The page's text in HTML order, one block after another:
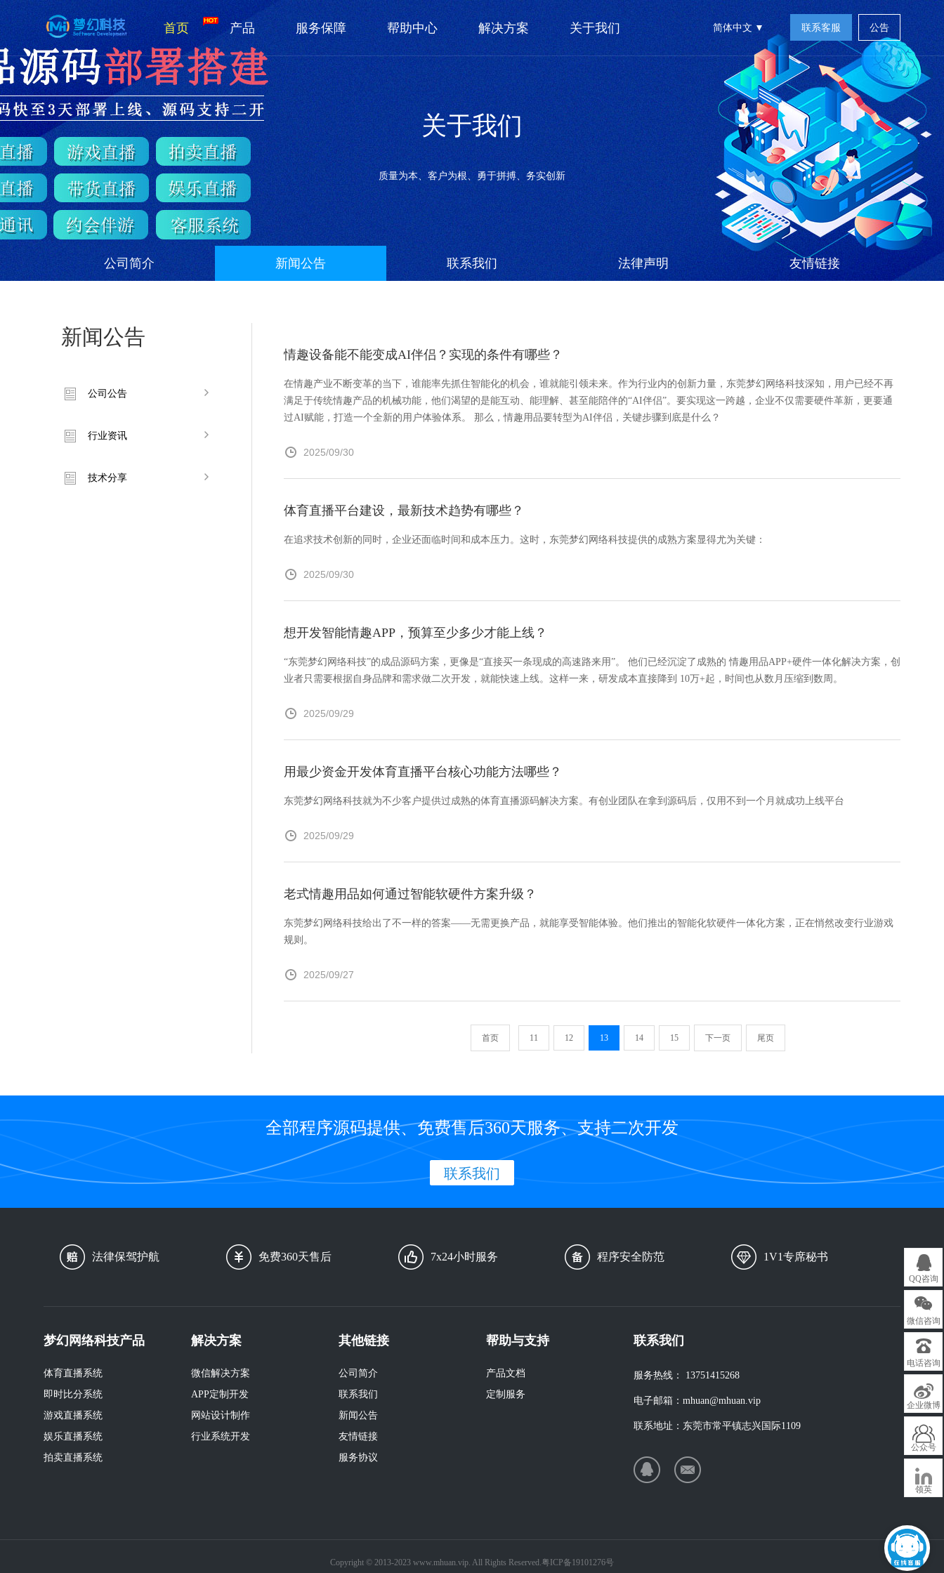
首页 产品 服务保障 帮助中心 解决方案 关于我们 简体中文 联系客服 公告
关于我们
质量为本、客户为根、勇于拼搏、务实创新
公司简介 新闻公告 联系我们 法律声明 友情链接
新闻公告
公司公告
行业资讯
技术分享
情趣设备能不能变成AI伴侣？实现的条件有哪些？
在情趣产业不断变革的当下，谁能率先抓住智能化的机会，谁就能引领未来。作为行业内的创新力量，东莞梦幻网络科技深知，用户已经不再
满足于传统情趣产品的机械功能，他们渴望的是能互动、能理解、甚至能陪伴的“AI伴侣”。要实现这一跨越，企业不仅需要硬件革新，更要通
过AI赋能，打造一个全新的用户体验体系。 那么，情趣用品要转型为AI伴侣，关键步骤到底是什么？
2025/09/30
体育直播平台建设，最新技术趋势有哪些？
在追求技术创新的同时，企业还面临时间和成本压力。这时，东莞梦幻网络科技提供的成熟方案显得尤为关键：
2025/09/30
想开发智能情趣APP，预算至少多少才能上线？
“东莞梦幻网络科技”的成品源码方案，更像是“直接买一条现成的高速路来用”。 他们已经沉淀了成熟的 情趣用品APP+硬件一体化解决方案，创
业者只需要根据自身品牌和需求做二次开发，就能快速上线。这样一来，研发成本直接降到 10万+起，时间也从数月压缩到数周。
2025/09/29
用最少资金开发体育直播平台核心功能方法哪些？
东莞梦幻网络科技就为不少客户提供过成熟的体育直播源码解决方案。有创业团队在拿到源码后，仅用不到一个月就成功上线平台
2025/09/29
老式情趣用品如何通过智能软硬件方案升级？
东莞梦幻网络科技给出了不一样的答案——无需更换产品，就能享受智能体验。他们推出的智能化软硬件一体化方案，正在悄然改变行业游戏
规则。
2025/09/27
首页 11 12 13 14 15 下一页 尾页
全部程序源码提供、免费售后360天服务、支持二次开发
联系我们
法律保驾护航 免费360天售后 7x24小时服务 程序安全防范 1V1专席秘书
梦幻网络科技产品
体育直播系统
即时比分系统
游戏直播系统
娱乐直播系统
拍卖直播系统
解决方案
微信解决方案
APP定制开发
网站设计制作
行业系统开发
其他链接
公司简介
联系我们
新闻公告
友情链接
服务协议
帮助与支持
产品文档
定制服务
联系我们
服务热线： 13751415268
电子邮箱： mhuan@mhuan.vip
联系地址： 东莞市常平镇志兴国际1109
Copyright © 2013-2023 www.mhuan.vip. All Rights Reserved.粤ICP备19101276号
QQ咨询
微信咨询
电话咨询
企业微博
公众号
领英